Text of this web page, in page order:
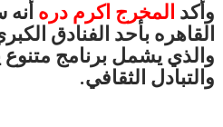
وأكد المخرج اكرم دره
والذي يشمل برنامج متنوع
والتبادل الثقافي.